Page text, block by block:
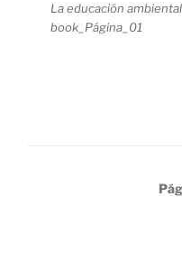
La educación
book_Página_01